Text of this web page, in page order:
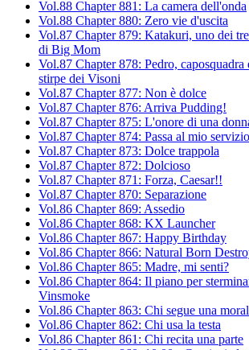
Vol.88 Chapter 881: La camera dell'onda
Vol.88 Chapter 880: Zero vie d'uscita
Vol.87 Chapter 879: Katakuri, uno dei
di Big Mom
Vol.87 Chapter 878: Pedro, caposquadra
stirpe dei Visoni
Vol.87 Chapter 877: Non è dolce
Vol.87 Chapter 876: Arriva Pudding!
Vol.87 Chapter 875: L'onore di una
Vol.87 Chapter 874: Passa al mio servizio
Vol.87 Chapter 873: Dolce trappola
Vol.87 Chapter 872: Dolcioso
Vol.87 Chapter 871: Forza, Caesar!!
Vol.87 Chapter 870: Separazione
Vol.86 Chapter 869: Assedio
Vol.86 Chapter 868: KX Launcher
Vol.86 Chapter 867: Happy Birthday
Vol.86 Chapter 866: Natural Born
Vol.86 Chapter 865: Madre, mi senti?
Vol.86 Chapter 864: Il piano per
Vinsmoke
Vol.86 Chapter 863: Chi segue una
Vol.86 Chapter 862: Chi usa la testa
Vol.86 Chapter 861: Chi recita una parte